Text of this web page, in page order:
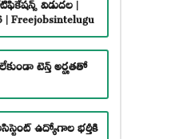
Freejobsintelugu
టెన్త్ అర్హతతో
ఉద్యోగాల భర్తీకి